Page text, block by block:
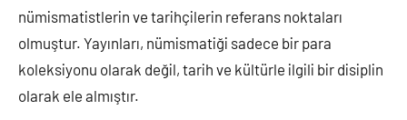
nümismatistlerin ve tarihçilerin referans noktaları
olmuştur. Yayınları, nümismatiği sadece bir para
koleksiyonu olarak değil, tarih ve kültürle ilgili bir disiplin
olarak ele almıştır.